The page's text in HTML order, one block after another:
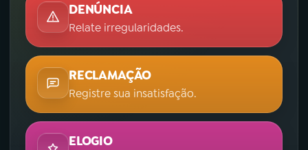
DENÚNCIA
Relate irregularidades.
RECLAMAÇÃO
Registre sua insatisfação.
ELOGIO